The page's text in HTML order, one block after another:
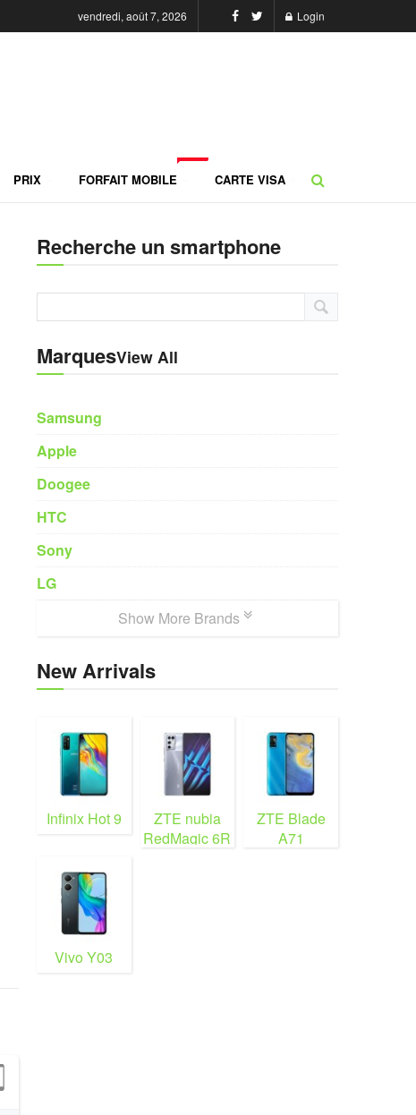
vendredi, août 7, 2026 Login
PRIX FORFAIT MOBILE CARTE VISA
Recherche un smartphone
MarquesView All
Samsung
Apple
Doogee
HTC
Sony
LG
Show More Brands
New Arrivals
Infinix Hot 9
ZTE nubia
RedMagic 6R
ZTE Blade
A71
Vivo Y03